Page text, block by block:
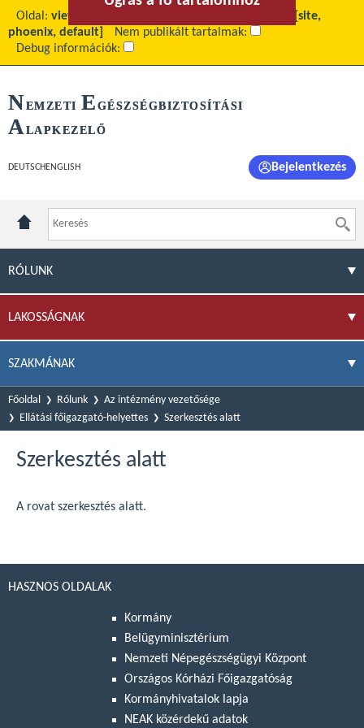
Oldal: view
[site,
phoenix, default]
Nem publikált tartalmak:
Debug információk:
NEMZETI E GÉSZSÉGBIZTOSÍTÁSI
ALAPKEZELŐ
DEUTSCH ENGLISH Bejelentkezés
RÓLUNK
LAKOSSÁGNAK
SZAKMÁNAK
Főoldal Rólunk
Az intézmény vezetősége
Ellátási főigazgató-helyettes
Szerkesztés alatt
Szerkesztés alatt
A rovat szerkesztés alatt.
HASZNOS OLDALAK
Kormány
Belügyminisztérium
Nemzeti Népegészségügyi Központ
Országos Kórházi Főigazgatóság
Kormányhivatalok lapja
NEAK közérdekű adatok